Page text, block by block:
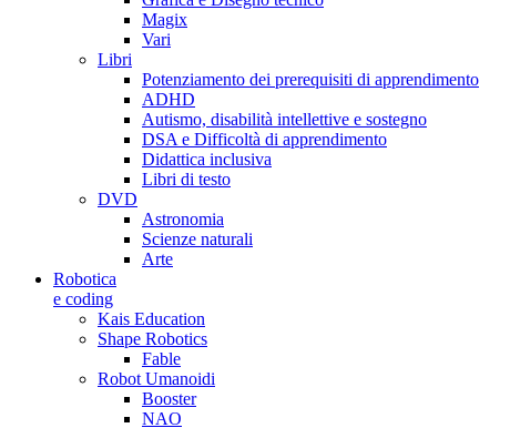
Magix
Vari
Libri
Potenziamento dei prerequisiti di apprendimento
ADHD
Autismo, disabilità intellettive e sostegno
DSA e Difficoltà di apprendimento
Didattica inclusiva
Libri di testo
DVD
Astronomia
Scienze naturali
Arte
Robotica
e coding
Kais Education
Shape Robotics
Fable
Robot Umanoidi
Booster
NAO